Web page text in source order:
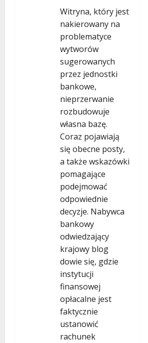
Witryna, który jest
nakierowany na
problematyce
wytworów
sugerowanych
przez jednostki
bankowe,
nieprzerwanie
rozbudowuje
własna bazę.
Coraz pojawiają
się obecne posty,
a także wskazówki
pomagające
podejmować
odpowiednie
decyzje. Nabywca
bankowy
odwiedzający
krajowy blog
dowie się, gdzie
instytucji
finansowej
opłacalne jest
faktycznie
ustanowić
rachunek